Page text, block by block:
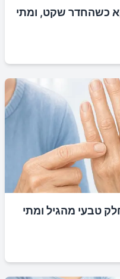
כשהחדר שקט, ומתי
טבעי מהגיל ומתי